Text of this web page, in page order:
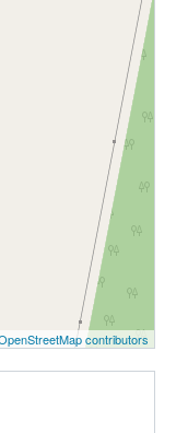
contributors